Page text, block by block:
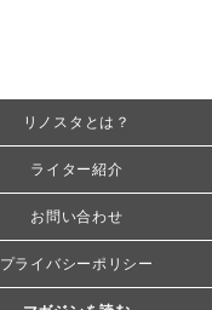
リノスタとは？
ライター紹介
お問い合わせ
プライバシーポリシー